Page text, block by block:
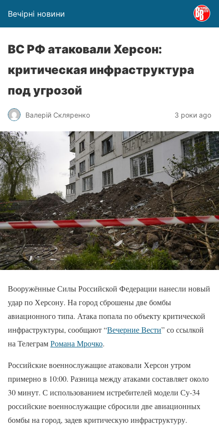
Вечірні новини
ВС РФ атаковали Херсон:
критическая инфраструктура
под угрозой
Валерій Скляренко 3 роки ago
Вооружённые Силы Российской Федерации нанесли новый
удар по Херсону. На город сброшены две бомбы
авиационного типа. Атака попала по объекту критической
инфраструктуры, сообщают “Вечерние Вести” со ссылкой
на ТелеграмРомана Мрочко.
Российские военнослужащие атаковали Херсон утром
примерно в 10:00. Разница между атаками составляет около
30 минут. С использованием истребителей модели Су-34
российские военнослужащие сбросили две авиационных
бомбы на город, задев критическую инфраструктуру.